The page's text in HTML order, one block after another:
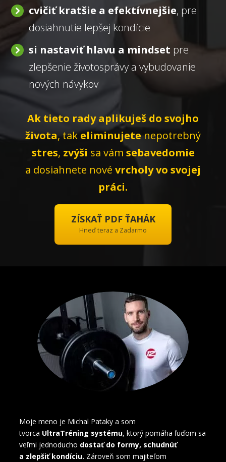
cvičiť kratšie a efektívnejšie, pre
dosiahnutie lepšej kondície
si nastaviť hlavu a mindset pre
zlepšenie životosprávy a vybudovanie
nových návykov
Ak tieto rady aplikuješ do svojho
života, takeliminujetenepotrebný
stres, zvýši sa vám sebavedomie
a dosiahnete nové vrcholy vo svojej
práci.
ZÍSKAŤ PDF ŤAHÁK
Hneď teraz a Zadarmo
Moje meno je Michal Pataky a som
tvorca UltraTréning systému, ktorý pomáha ľuďom sa
veľmi jednoducho dostať do formy, schudnúť
a zlepšiť kondíciu. Zároveň som majiteľom